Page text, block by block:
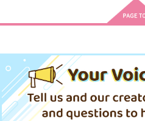
作品詳
お茶割りだいすきクラ
ブ
専売 440 円（税込）
ヒプノシスマイク
有栖川帝統×夢野幻太郎
13月の庭
専売 1,140
有栖川帝統×